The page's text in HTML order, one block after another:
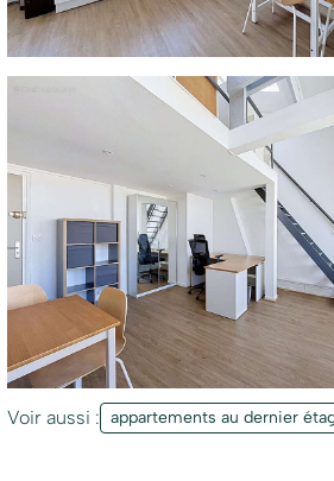
Voir aussi : appartements au dernier